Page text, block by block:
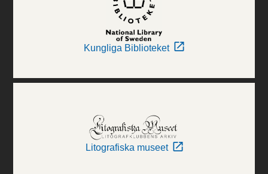
Kungliga Biblioteket
Litografiska museet